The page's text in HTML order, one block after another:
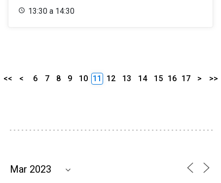
13:30 a 14:30
<< < 6 7 8 9 10 11 12 13 14 15 16 17 > >>